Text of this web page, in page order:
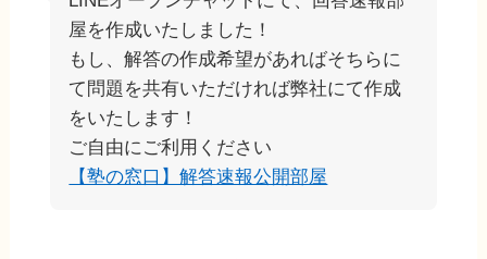
屋を作成いたしました！
もし、解答の作成希望があればそちらに
て問題を共有いただければ弊社にて作成
をいたします！
ご自由にご利用ください
【塾の窓口】解答速報公開部屋